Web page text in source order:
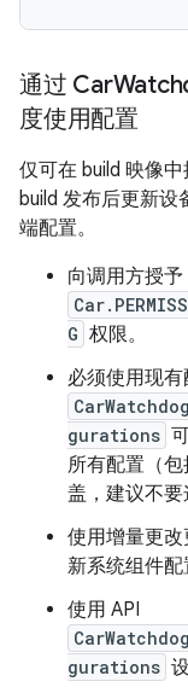
通过 Car
度使用配置
仅可在 build 映像
build 发布后更新设
端配置。
向调用方授予
G 权限。
必须使用现
gurations
所有配置（
盖，建议不要
使用增量更改
新系统组件配
使用 API
gurations